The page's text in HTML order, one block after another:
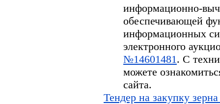
информационно-
обеспечивающей
информационных
электронного
№14601481. С
можете
сайта.
Тендер на закупку